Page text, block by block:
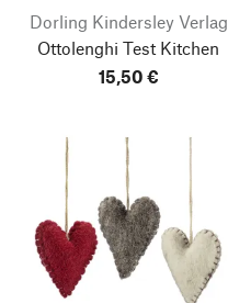
Dorling Kindersley Verlag
Ottolenghi Test Kitchen
15,50 €